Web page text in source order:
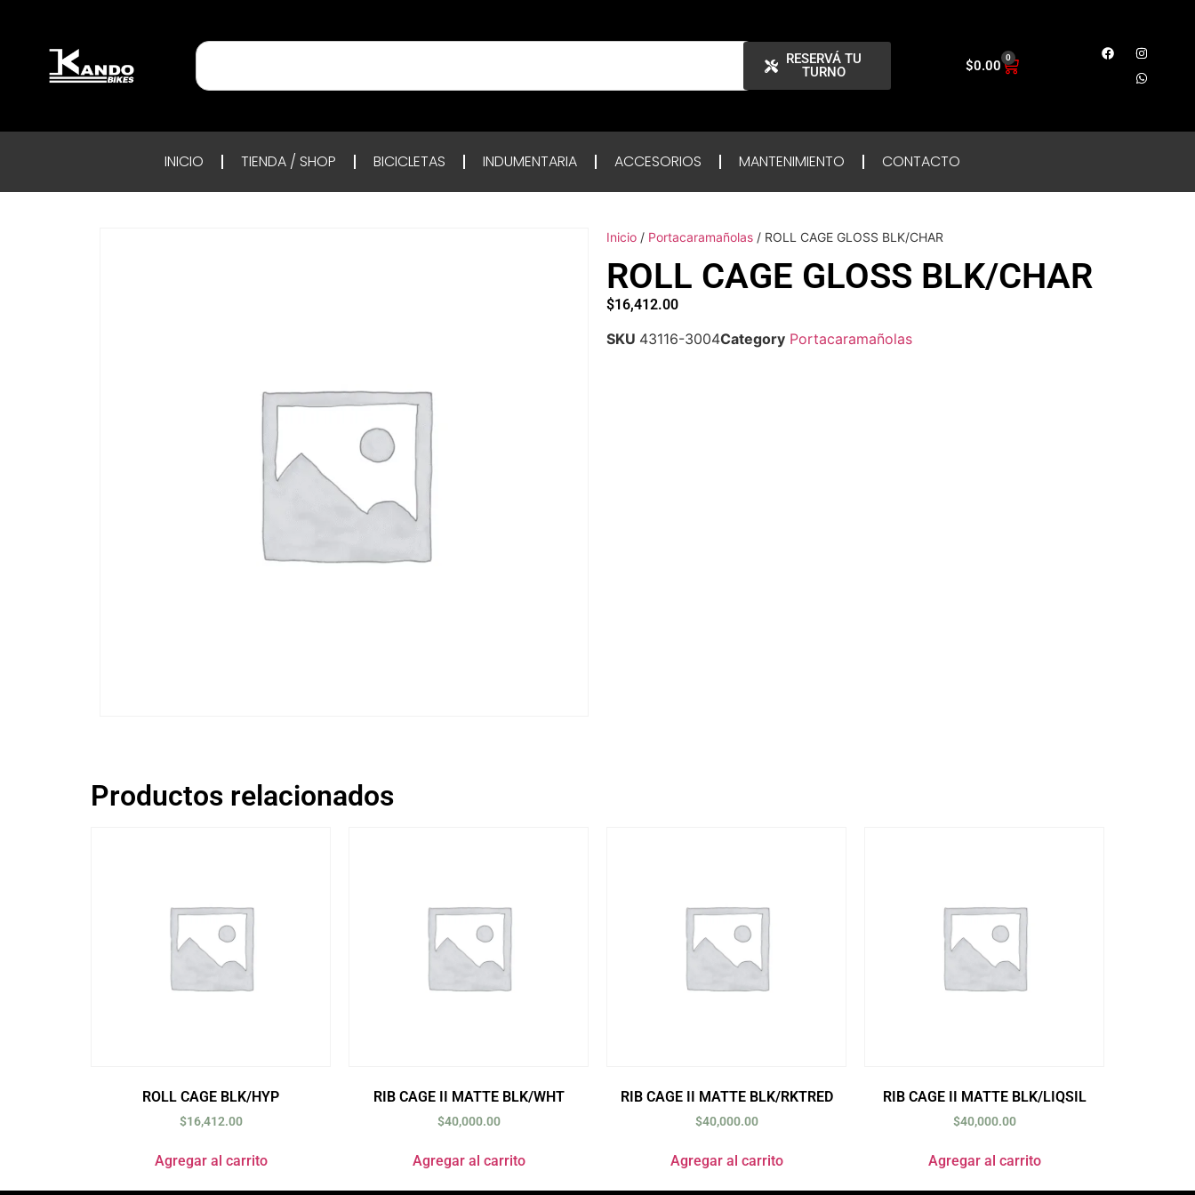
RESERVÁ TU
TURNO
$0.00 0
INICIO TIENDA / SHOP BICICLETAS INDUMENTARIA ACCESORIOS MANTENIMIENTO CONTACTO
Inicio / Portacaramañolas / ROLL CAGE GLOSS BLK/CHAR
ROLL CAGE GLOSS BLK/CHAR
$16,412.00
SKU 43116-3004Category Portacaramañolas
Productos relacionados
ROLL CAGE BLK/HYP
$16,412.00
Agregar al carrito
RIB CAGE II MATTE BLK/WHT
$40,000.00
Agregar al carrito
RIB CAGE II MATTE BLK/RKTRED
$40,000.00
Agregar al carrito
RIB CAGE II MATTE BLK/LIQSIL
$40,000.00
Agregar al carrito